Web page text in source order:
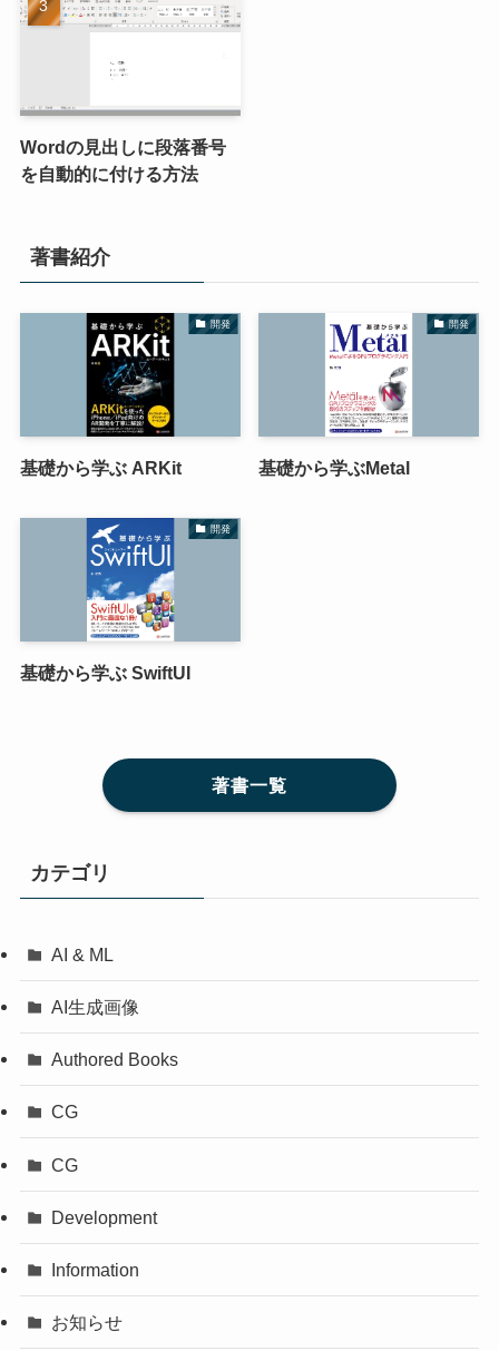
Wordの見出しに段落番号
を自動的に付ける方法
著書紹介
開発
基礎から学ぶ ARKit
開発
基礎から学ぶMetal
開発
基礎から学ぶ SwiftUI
著書一覧
カテゴリ
AI & ML
AI生成画像
Authored Books
CG
CG
Development
Information
お知らせ